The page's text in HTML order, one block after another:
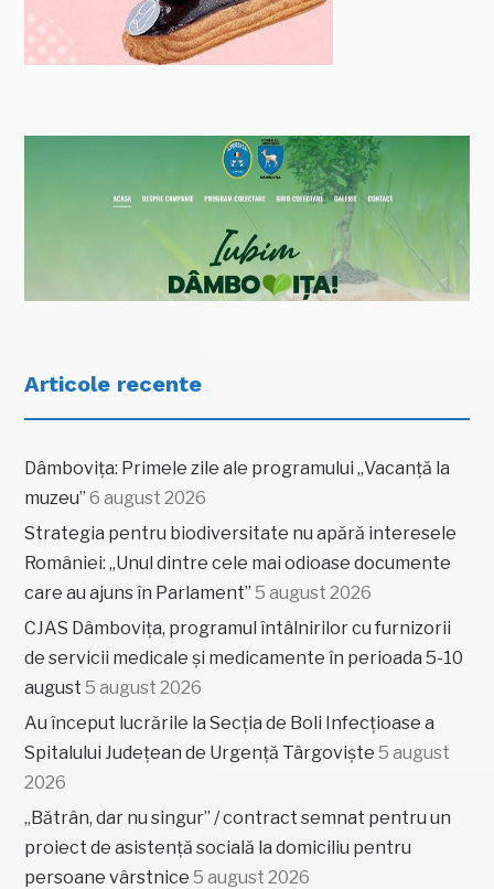
Articole recente
Dâmbovița: Primele zile ale programului „Vacanță la
muzeu” 6 august 2026
Strategia pentru biodiversitate nu apără interesele
României: „Unul dintre cele mai odioase documente
care au ajuns în Parlament” 5 august 2026
CJAS Dâmbovița, programul întâlnirilor cu furnizorii
de servicii medicale și medicamente în perioada 5-10
august 5 august 2026
Au început lucrările la Secția de Boli Infecțioase a
Spitalului Județean de Urgență Târgoviște 5 august
2026
„Bătrân, dar nu singur” / contract semnat pentru un
proiect de asistență socială la domiciliu pentru
persoane vârstnice 5 august 2026